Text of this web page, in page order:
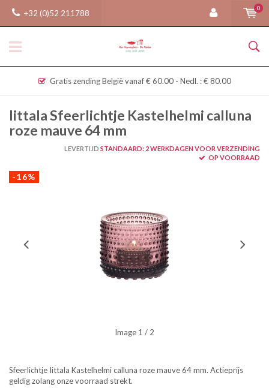
+32 (0)52 211788
0
Gratis zending België vanaf € 60.00 - Nedl. : € 80.00
Iittala Sfeerlichtje Kastelhelmi calluna
roze mauve 64 mm
LEVERTIJD STANDAARD: 2 WERKDAGEN VOOR VERZENDING
OP VOORRAAD
-16%
Image 1 / 2
Sfeerlichtje Iittala Kastelhelmi calluna roze mauve 64 mm. Actieprijs
geldig zolang onze voorraad strekt.